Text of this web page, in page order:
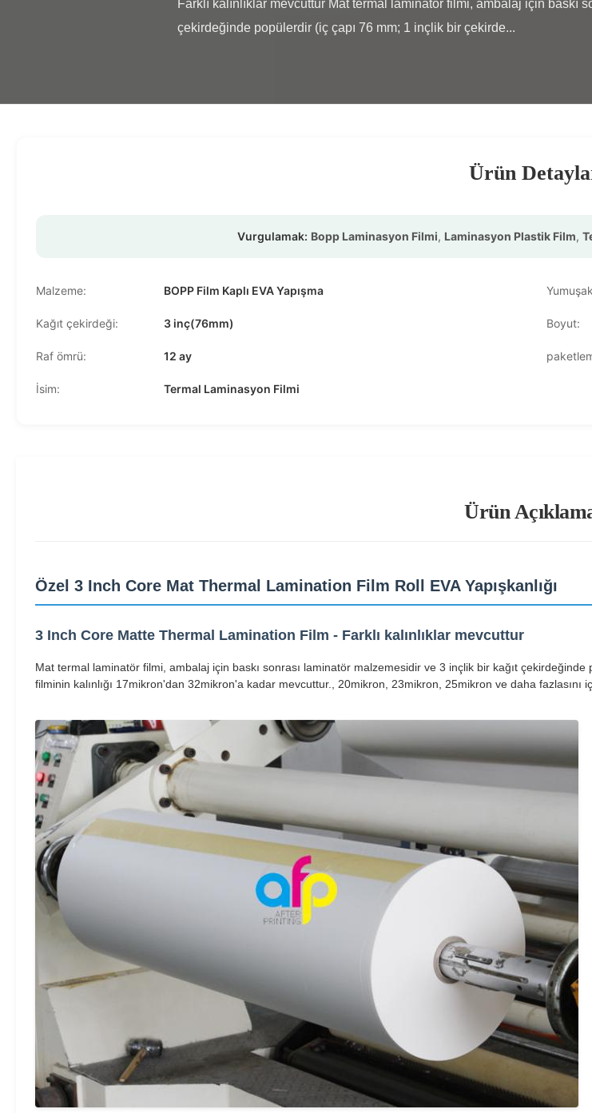
Farklı kalınlıklar mevcuttur Mat termal laminatör filmi, ambalaj için baskı
çekirdeğinde popülerdir (iç çapı 76 mm; 1 inçlik bir çekirde...
Ürün
Vurgulamak: Bopp Laminasyon Filmi, Laminasyon Plastik Film,
Malzeme: BOPP Film Kaplı EVA Yapışma
Kağıt çekirdeği: 3 inç(76mm) Boyut:
Raf ömrü: 12 ay
İsim: Termal Laminasyon Filmi
Ürün
Özel 3 Inch Core Mat Thermal Lamination Film Roll EVA Yapışkanlığı
3 Inch Core Matte Thermal Lamination Film - Farklı kalınlıklar mevcuttur
Mat termal laminatör filmi, ambalaj için baskı sonrası laminatör malzemesidir ve 3 inçlik bir kağıt
filminin kalınlığı 17mikron'dan 32mikron'a kadar mevcuttur., 20mikron, 23mikron, 25mikron ve daha fazlasını